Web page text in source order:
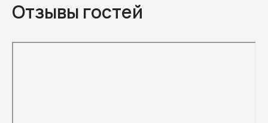
Отзывы гостей